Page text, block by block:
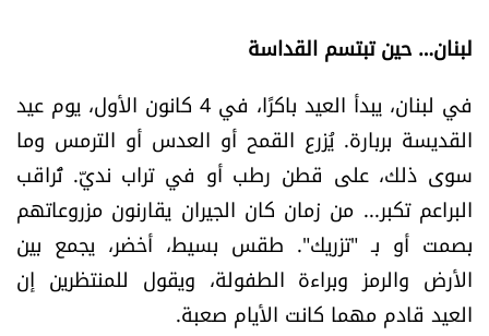
لبنان… حين تبتسم القداسة
في لبنان، يبدأ العيد باكرًا، في 4 كانون الأول، يوم عيد
القديسة بربارة. يُزرع القمح أو العدس أو الترمس وما
سوى ذلك، على قطن رطب أو في تراب نديّ. تُراقب
البراعم تكبر... من زمان كان الجيران يقارنون مزروعاتهم
بصمت أو بـ "تزريك". طقس بسيط، أخضر، يجمع بين
الأرض والرمز وبراءة الطفولة، ويقول للمنتظرين إن
العيد قادم مهما كانت الأيام صعبة.